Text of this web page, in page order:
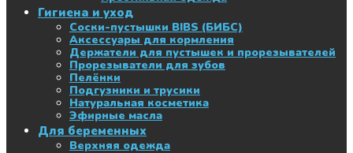
Гигиена и уход
Соски-пустышки BIBS (БИБС)
Аксессуары для кормления
Держатели для пустышек и прорезывателей
Прорезыватели для зубов
Пелёнки
Подгузники и трусики
Натуральная косметика
Эфирные масла
Для беременных
Верхняя одежда